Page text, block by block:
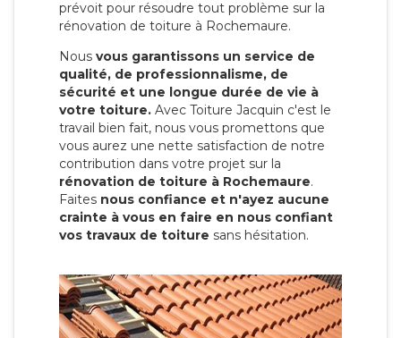
prévoit pour résoudre tout problème sur la
rénovation de toiture à Rochemaure.
Nous vous garantissons un service de
qualité, de professionnalisme, de
sécurité et une longue durée de vie à
votre toiture. Avec Toiture Jacquin c'est le
travail bien fait, nous vous promettons que
vous aurez une nette satisfaction de notre
contribution dans votre projet sur la
rénovation de toiture à Rochemaure.
Faites nous confiance et n'ayez aucune
crainte à vous en faire en nous confiant
vos travaux de toiture sans hésitation.